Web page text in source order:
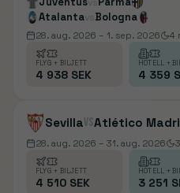
Atalantavs Bologna
28. aug. 2026 – 1. sep. 2026 4
FLYG + BILJETT
4 938 SEK
HOTELL +
4 359
SevillavsAtlético
28. aug. 2026 – 31. aug. 2026 3
FLYG + BILJETT
4 510 SEK
HOTELL +
3 251